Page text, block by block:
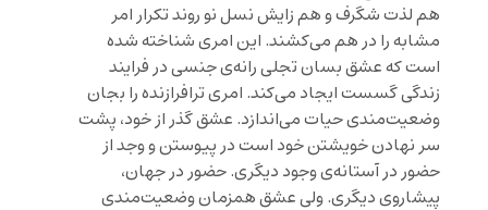
هم لذت شگرف و هم زایش نسل نو روند تکرار امر
مشابه را در هم می‌کشند. این امری شناخته شده
است که عشق بسان تجلی رانه‌ی جنسی در فرایند
زندگی گسست ایجاد می‌کند. امری ترافرازنده را بجان
وضعیت‌مندی حیات می‌اندازد. عشق گذر از خود، پشت
سر نهادن خویشتن خود است در پیوستن و وجد از
حضور در آستانه‌ی وجود دیگری. حضور در جهان،
پیشاروی دیگری. ولی عشق همزمان وضعیت‌مندی